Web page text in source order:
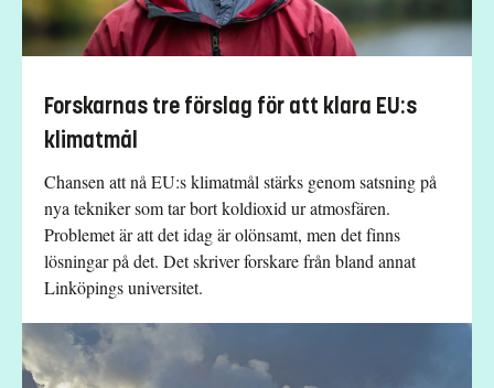
Forskarnas tre förslag för att klara EU:s
klimatmål
Chansen att nå EU:s klimatmål stärks genom satsning på
nya tekniker som tar bort koldioxid ur atmosfären.
Problemet är att det idag är olönsamt, men det finns
lösningar på det. Det skriver forskare från bland annat
Linköpings universitet.